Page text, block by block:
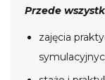
Przede
zajęcia